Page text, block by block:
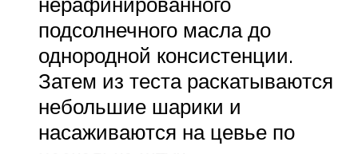
подсолнечного масла до
однородной консистенции.
Затем из теста раскатываются
небольшие шарики и
насаживаются на цевье по